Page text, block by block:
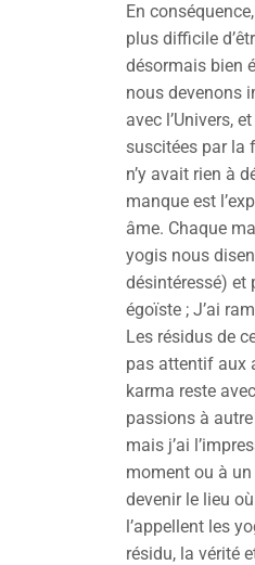
En
plus difficile
désormais bien
nous devenons
avec l’Univers,
suscitées par la
n’y avait rien à
manque est
âme. Chaque
yogis nous
désintéressé) et
égoïste ; J’ai
Les résidus de
pas attentif aux
karma reste
passions à
mais j’ai
moment ou à
devenir le lieu
l’appellent les
résidu, la vérité